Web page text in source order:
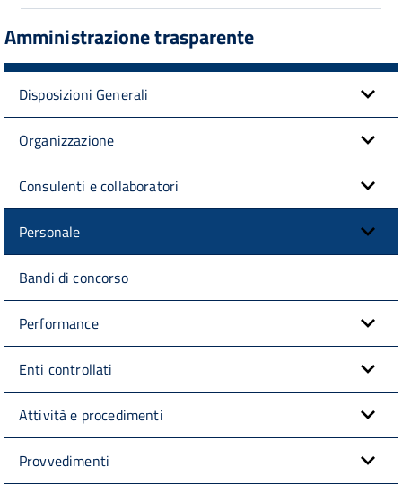
Amministrazione trasparente
Disposizioni Generali
Organizzazione
Consulenti e collaboratori
Personale
Bandi di concorso
Performance
Enti controllati
Attività e procedimenti
Provvedimenti